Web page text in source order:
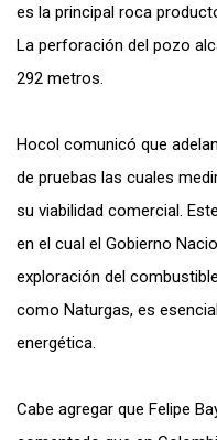
es la principal roca
La perforación del pozo
292 metros.
Hocol comunicó que
de pruebas las cuales
su viabilidad comercial.
en el cual el Gobierno
exploración del
como Naturgas, es
energética.
Cabe agregar que Felipe